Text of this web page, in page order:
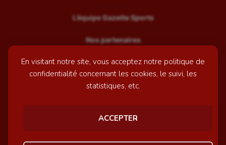
En visitant notre site, vous acceptez notre politique de
confidentialité concernant les cookies, le suivi, les
statistiques, etc.
ACCEPTER
L’équipe Gazette Sports
Nos partenaires
Recrutement
Mentions légales